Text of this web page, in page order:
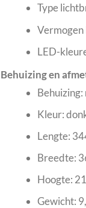
Type
LED-
Behuizing en
Behuizing:
Kleur:
Lengte:
Breedte:
Hoogte:
Gewicht: